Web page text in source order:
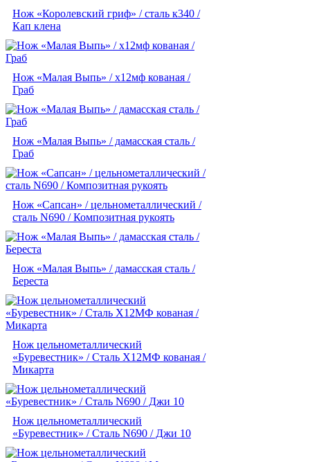
Нож «Королевский гриф» / сталь к340 /
Кап клена
Нож «Малая Выпь» / х12мф кованая /
Граб
Нож «Малая Выпь» / дамасская сталь /
Граб
Нож «Сапсан» / цельнометаллический /
сталь N690 / Композитная рукоять
Нож «Малая Выпь» / дамасская сталь /
Береста
Нож цельнометаллический
«Буревестник» / Сталь Х12МФ кованая /
Микарта
Нож цельнометаллический
«Буревестник» / Сталь N690 / Джи 10